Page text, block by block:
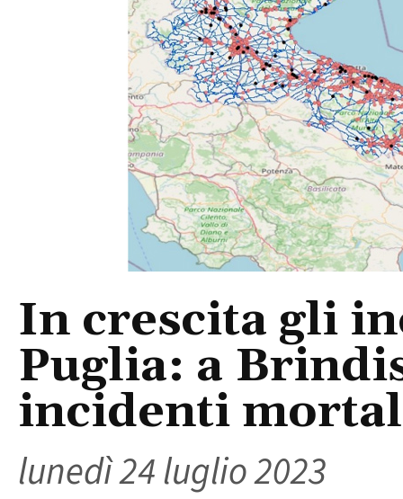
In crescita gli
Puglia: a
incidenti
lunedì 24 luglio 2023